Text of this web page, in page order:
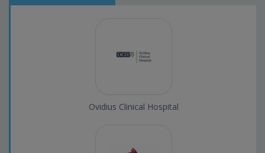
Ovidius Clinical Hospital